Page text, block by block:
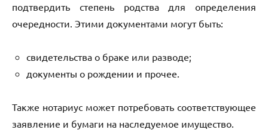
подтвердить степень родства для определения
очередности. Этими документами могут быть:
свидетельства о браке или разводе;
документы о рождении и прочее.
Также нотариус может потребовать соответствующее
заявление и бумаги на наследуемое имущество.